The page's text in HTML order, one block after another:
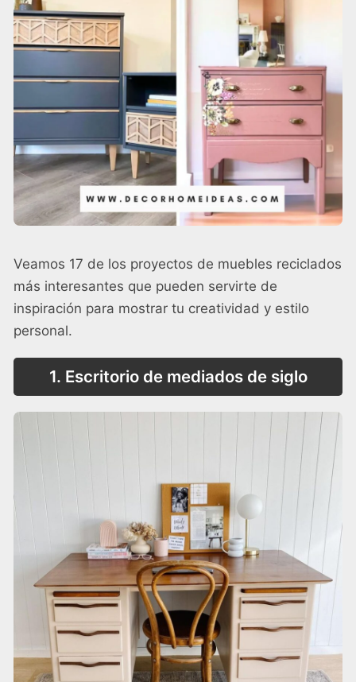
Veamos 17 de los proyectos de muebles reciclados
más interesantes que pueden servirte de
inspiración para mostrar tu creatividad y estilo
personal.
1. Escritorio de mediados de siglo